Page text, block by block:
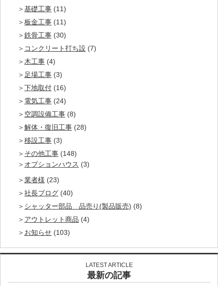
基礎工事 (11)
板金工事 (11)
鉄骨工事 (30)
コンクリート打ち設 (7)
木工事 (4)
足場工事 (3)
下地取付 (16)
電気工事 (24)
空調設備工事 (8)
解体・復旧工事 (28)
移設工事 (3)
その他工事 (148)
オプションハウス (3)
業者様 (23)
社長ブログ (40)
シャッター部品 品売り(製品販売) (8)
アウトレット商品 (4)
お知らせ (103)
LATEST ARTICLE
最新の記事